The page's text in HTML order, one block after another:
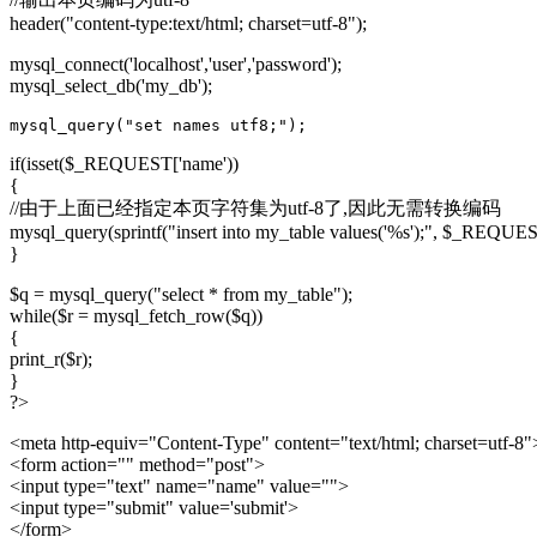
header("content-type:text/html; charset=utf-8");
mysql_connect('localhost','user','password');
mysql_select_db('my_db');
if(isset($_REQUEST['name'))
{
//由于上面已经指定本页字符集为utf-8了,因此无需转换编码
mysql_query(sprintf("insert into my_table values('%s');",
}
$q = mysql_query("select * from my_table");
while($r = mysql_fetch_row($q))
{
print_r($r);
}
?>
<meta http-equiv="Content-Type" content="text/html; charset=utf-
<form action="" method="post">
<input type="text" name="name" value="">
<input type="submit" value='submit'>
</form>